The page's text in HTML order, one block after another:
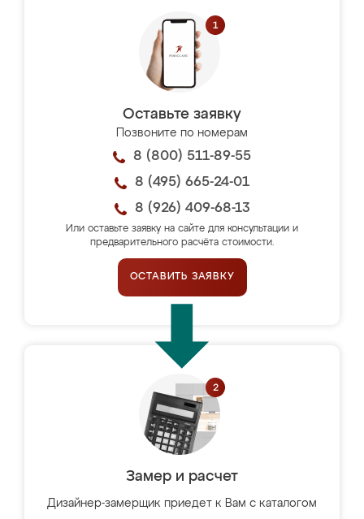
Оставьте заявку
Позвоните по номерам
8 (800) 511-89-55
8 (495) 665-24-01
8 (926) 409-68-13
Или оставьте заявку на сайте для консультации и
предварительного расчёта стоимости.
ОСТАВИТЬ ЗАЯВКУ
Замер и расчет
Дизайнер-замерщик приедет к Вам с каталогом